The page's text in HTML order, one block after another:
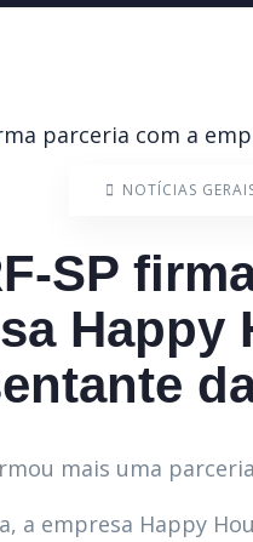
NOTÍCIAS
SP
Happy
mais uma
a empresa Happy